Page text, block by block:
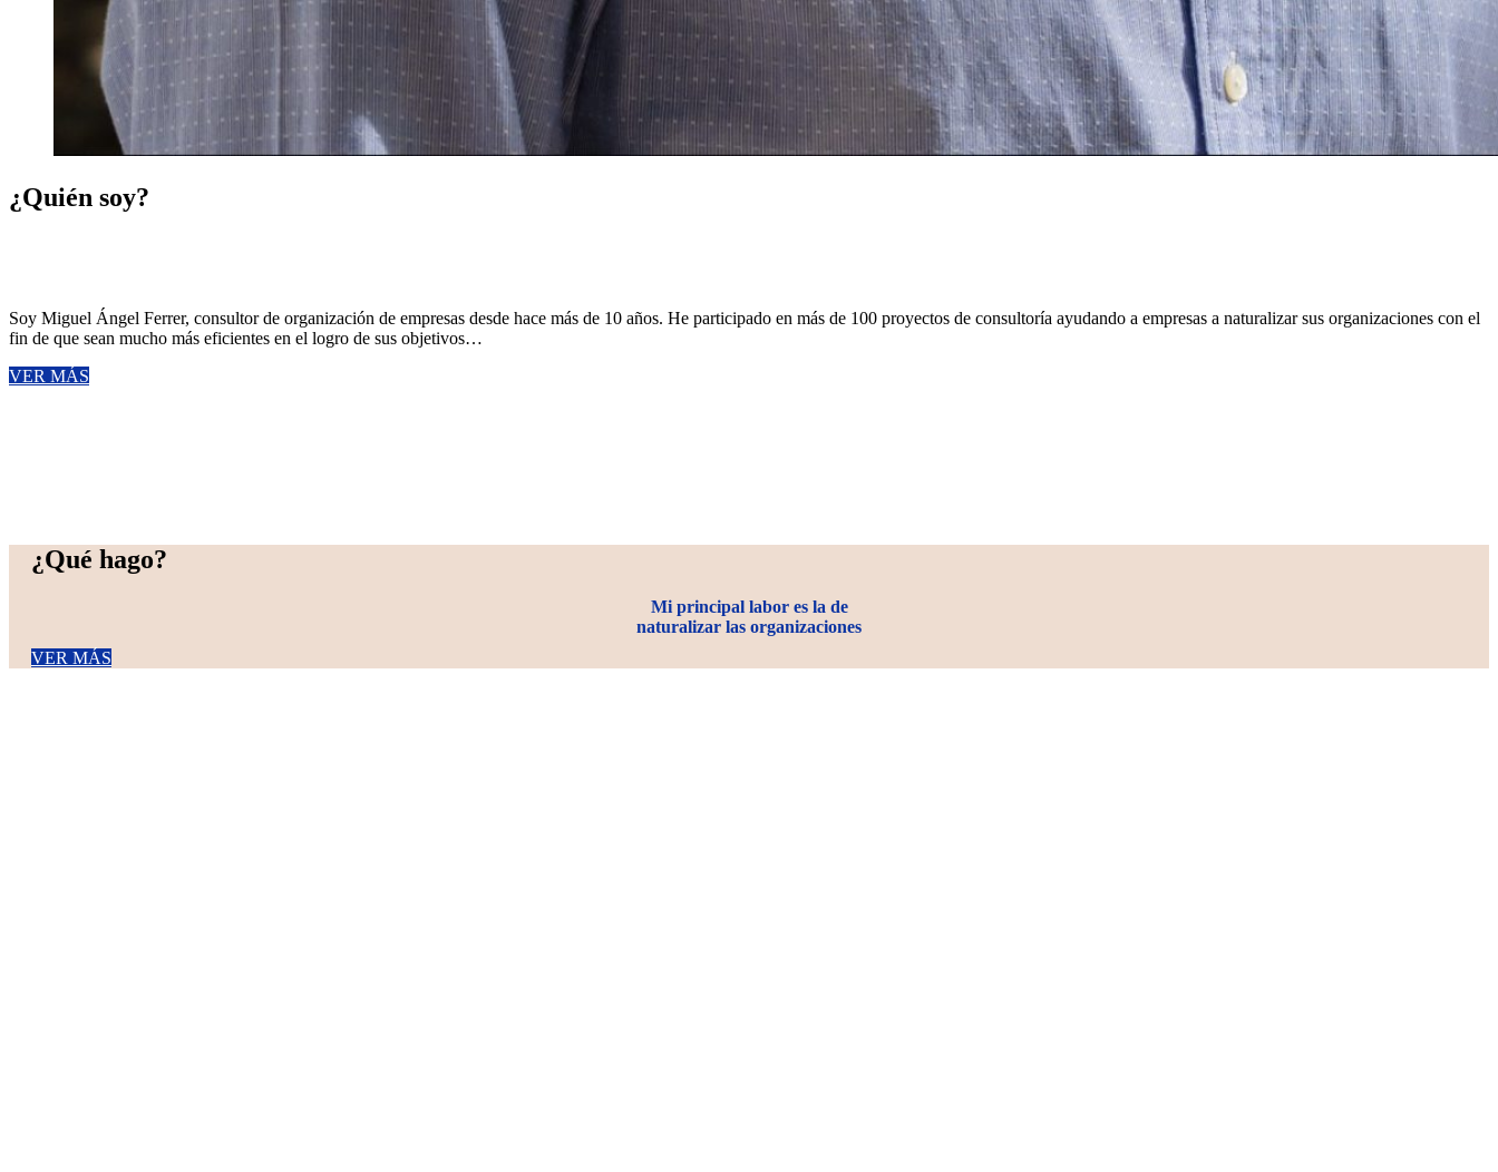
¿Quién soy?
Soy Miguel Ángel Ferrer, consultor de organización de empresas desde hace más de 10 años. He participado en más de 100 proyectos de consultoría ayudando a empresas a naturalizar sus organizaciones con el
fin de que sean mucho más eficientes en el logro de sus objetivos…
VER MÁS
¿Qué hago?
Mi principal labor es la de
naturalizar las organizaciones
VER MÁS